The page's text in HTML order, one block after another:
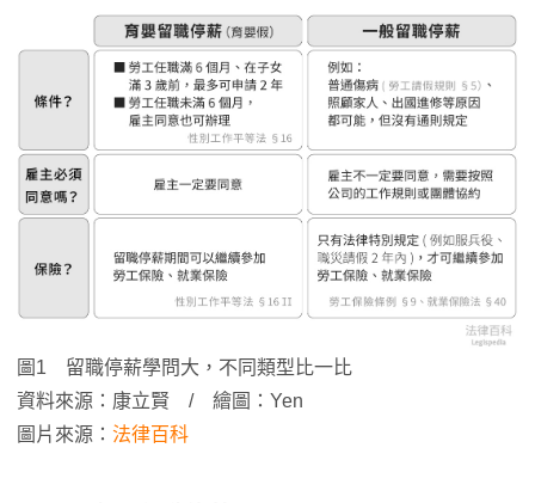
圖1 留職停薪學問大，不同類型比一比
資料來源：康立賢 / 繪圖：Yen
圖片來源： 法律百科